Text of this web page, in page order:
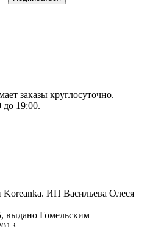
заказы круглосуточно.
до 19:00.
Koreanka. ИП Васильева Олеся
выдано Гомельским